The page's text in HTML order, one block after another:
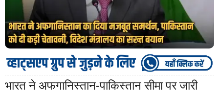
भारत ने अफगानिस्तान-पाकिस्तान सीमा पर जारी